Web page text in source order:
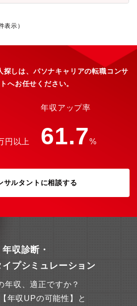
ォン筐体、自動車部材等に用いる複合
広い用途で使われています。また、体
メディカル事業、機能性ポリマーを軸
カルス事業も行っています。■日東紡グ
会社の成長」であることを信じ、社員
提供しています。充実した福利厚生は
を整えています。
★技術力が世界的に注目されているグロ
バー細番手素材で世界TOPシェア★グ
向け素材の需要が伸長中です！★待遇や
定着率が高いのが特徴。長期就労可能
いて】■新幹線で都心へのアクセスも良
リアです。
recruiting/kiden/fukushima/index.html
よび北関東中心に転勤の可能性がござ
た品質での生産力、低誘電性(NEガラ
ラス)製品、紡糸・織工程双方を保持す
掛けています。レディース衣料業界で
接着芯地、ストレッチ素材の先駆けの
位の半導体パッケージ基板等に用いる
ォン筐体、自動車部材等に用いる複合
で用いる樹脂コーティング膜材、断熱
広い用途で使われています。また、体
カルス事業も行っています。■日東紡グ
会社の成長」であることを信じ、社員
提供しています。充実した福利厚生は
を整えています。
表示）
探しは、パソナキャリアの転職コンサ
へお任せください。
円以上
年収アップ率
61.7%
サルタントに相談する
年収診断・
プシミュレーション
年収、適正ですか？
年収UPの可能性】と